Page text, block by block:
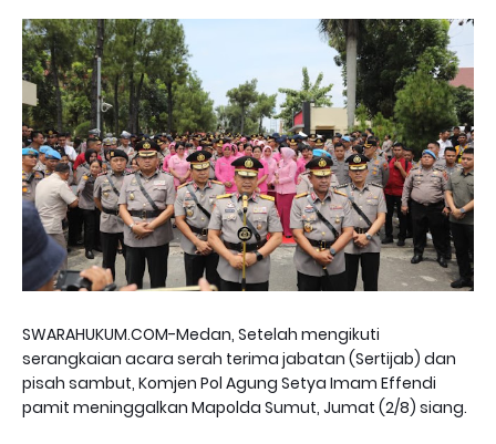
SWARAHUKUM.COM-Medan, Setelah mengikuti
serangkaian acara serah terima jabatan (Sertijab) dan
pisah sambut, Komjen Pol Agung Setya Imam Effendi
pamit meninggalkan Mapolda Sumut, Jumat (2/8) siang.